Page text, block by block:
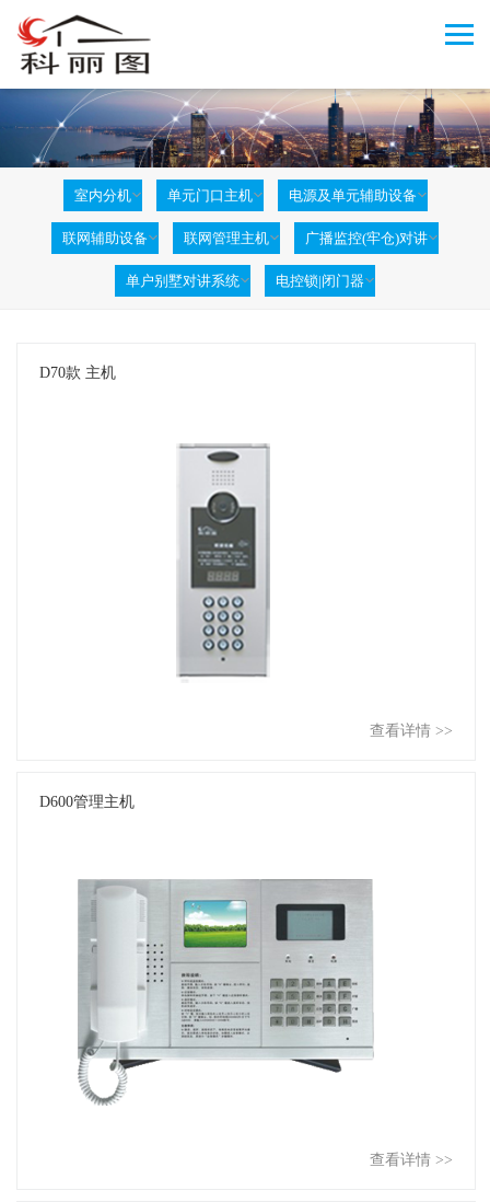
室内分机 单元门口主机 电源及单元辅助设备
联网辅助设备 联网管理主机 广播监控(牢仓)对讲
单户别墅对讲系统 电控锁|闭门器
D70款 主机
查看详情 >>
D600管理主机
查看详情 >>